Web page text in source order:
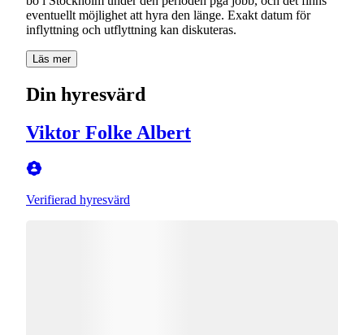
eventuellt möjlighet att hyra den länge. Exakt datum för
inflyttning och utflyttning kan diskuteras.
Läs mer
Din hyresvärd
Viktor Folke Albert
Verifierad hyresvärd